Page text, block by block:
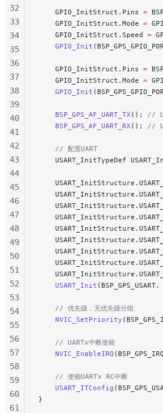
    GPIO_InitStruct.Pins
=
    GPIO_InitStruct.Mode
=
    GPIO_InitStruct.Speed
=
    GPIO_Init
    GPIO_InitStruct.Pins
=
    GPIO_InitStruct.Mode
=
    GPIO_Init
    BSP_GPS_AF_UART_TX
();
//
    BSP_GPS_AF_UART_RX
(); //
    // 配置UART
USART_InitTypeDef
    USART_Init
(BSP_GPS_USART,
    // 优先级，无优先级分组
    NVIC_SetPriority
    // UARTx中断使能
    NVIC_EnableIRQ
    // 使能UARTx RC中断
    USART_ITConfig
}
32
33
34
35
36
37
38
39
40
41
42
43
44
45
46
47
48
49
50
51
52
53
54
55
56
57
58
59
60
61